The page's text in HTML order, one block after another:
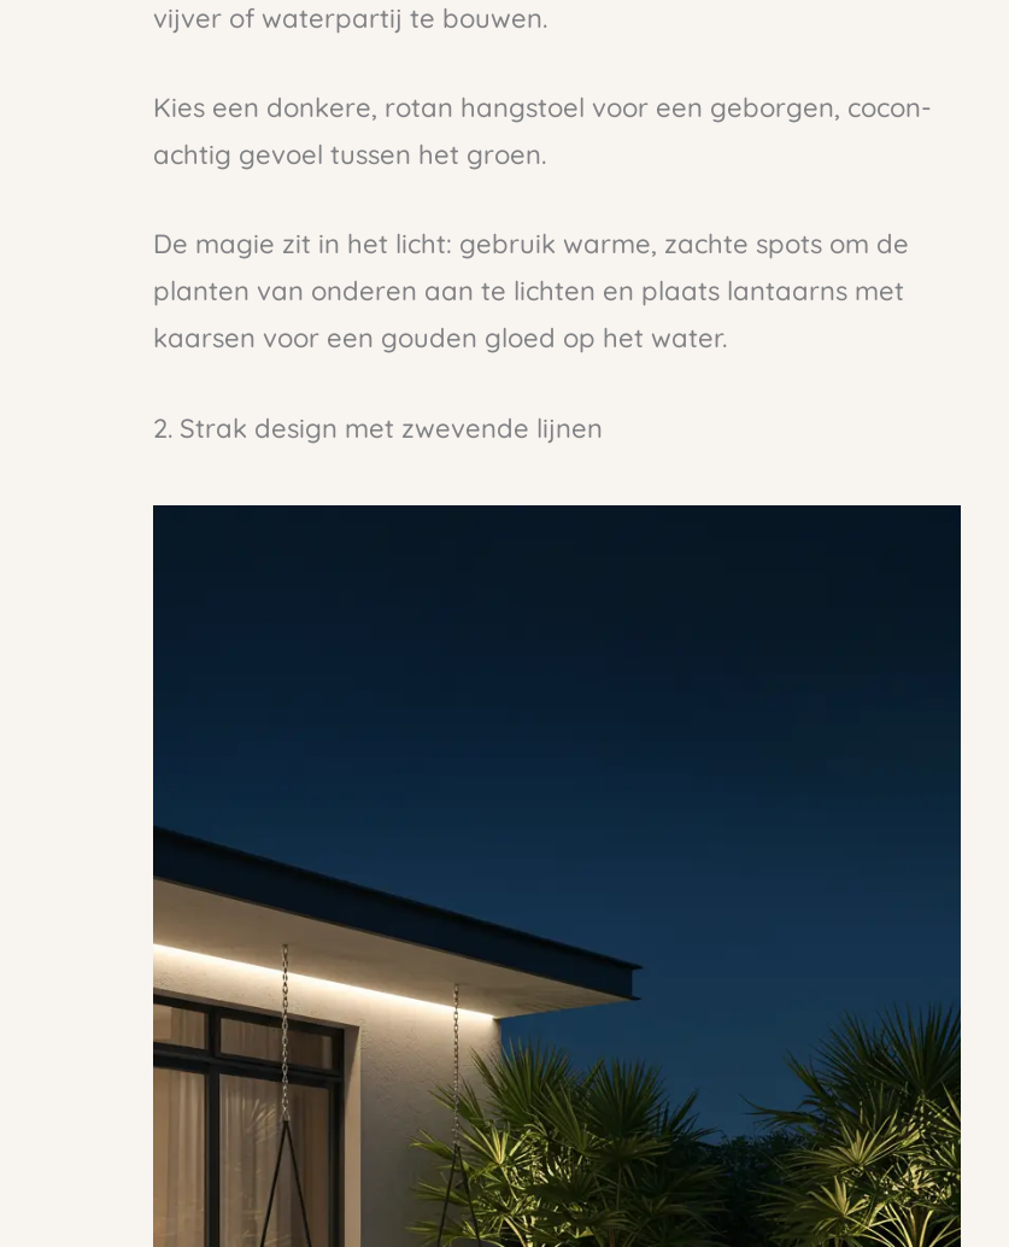
vijver of waterpartij te bouwen.
Kies een donkere, rotan hangstoel voor een geborgen, cocon-
achtig gevoel tussen het groen.
De magie zit in het licht: gebruik warme, zachte spots om de
planten van onderen aan te lichten en plaats lantaarns met
kaarsen voor een gouden gloed op het water.
2. Strak design met zwevende lijnen